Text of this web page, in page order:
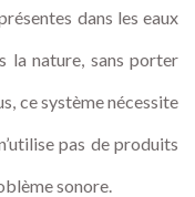
dans les eaux
la nature, sans porter
ce système nécessite
pas de produits
sonore.